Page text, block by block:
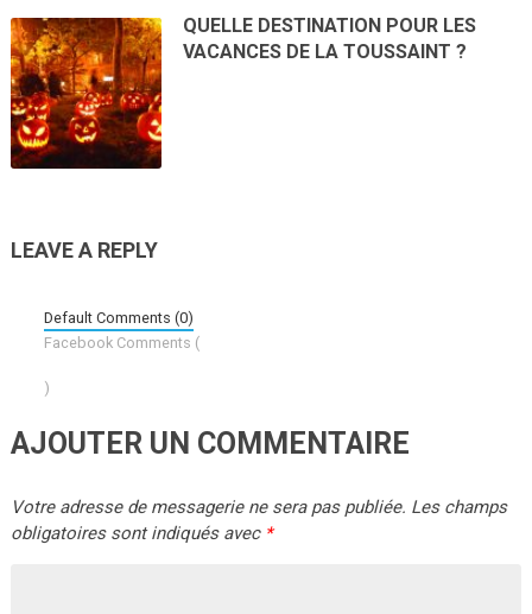
QUELLE DESTINATION POUR LES
VACANCES DE LA TOUSSAINT ?
LEAVE A REPLY
Default Comments (0)
Facebook Comments (
)
AJOUTER UN COMMENTAIRE
Votre adresse de messagerie ne sera pas publiée. Les champs
obligatoires sont indiqués avec *